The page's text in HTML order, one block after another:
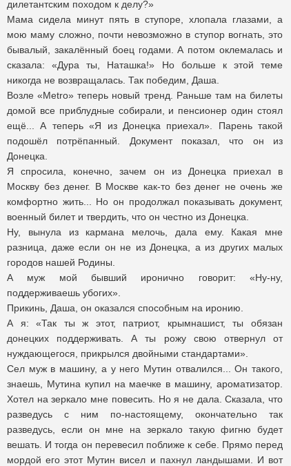
дилетантским походом к делу?»
Мама сидела минут пять в ступоре, хлопала глазами, а
мою маму сложно, почти невозможно в ступор вогнать, это
бывалый, закалённый боец годами. А потом оклемалась и
сказала: «Дура ты, Наташка!» Но больше к этой теме
никогда не возвращалась. Так победим, Даша.
Возле «Metro» теперь новый тренд. Раньше там на билеты
домой все приблудные собирали, и пенсионер один стоял
ещё... А теперь «Я из Донецка приехал». Парень такой
подошёл потрёпанный. Документ показал, что он из
Донецка.
Я спросила, конечно, зачем он из Донецка приехал в
Москву без денег. В Москве как-то без денег не очень же
комфортно жить... Но он продолжал показывать документ,
военный билет и твердить, что он честно из Донецка.
Ну, вынула из кармана мелочь, дала ему. Какая мне
разница, даже если он не из Донецка, а из других малых
городов нашей Родины.
А муж мой бывший иронично говорит: «Ну-ну,
поддерживаешь убогих».
Прикинь, Даша, он оказался способным на иронию.
А я: «Так ты ж этот, патриот, крымнашист, ты обязан
донецких поддерживать. А ты рожу свою отвернул от
нуждающегося, прикрылся двойными стандартами».
Сел муж в машину, а у него Мутин отвалился... Он такого,
знаешь, Мутина купил на маечке в машину, ароматизатор.
Хотел на зеркало мне повесить. Но я не дала. Сказала, что
разведусь с ним по-настоящему, окончательно так
разведусь, если он мне на зеркало такую фигню будет
вешать. И тогда он перевесил поближе к себе. Прямо перед
мордой его этот Мутин висел и пахнул ландышами. И вот